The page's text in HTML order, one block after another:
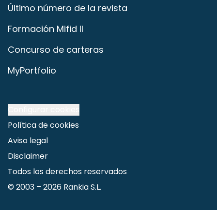
Último número de la revista
Formación Mifid II
Concurso de carteras
MyPortfolio
Política de cookies
Aviso legal
Disclaimer
Todos los derechos reservados
© 2003 – 2026 Rankia S.L.